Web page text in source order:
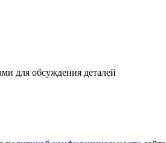
для обсуждения деталей